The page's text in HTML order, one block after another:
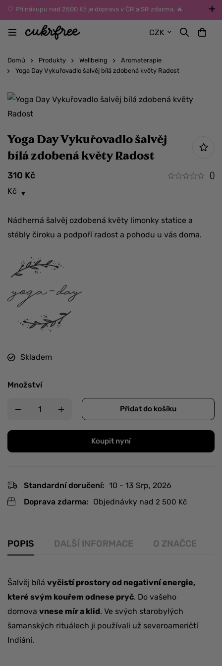
🤍 Při nákupu nad 2500 Kč je doprava v ČR a SR zdarma. 🔥
UPOZORNĚNÍ: Během léta vybírejte dopravu kurýrem nebo do Z-
BOXů umístěných uvnitř budov. Reklamace zboží způsobené
CZK
Domů Produkty Wellbeing
Aromaterapie
Yoga Day Vykuřovadlo šalvěj bílá zdobená květy Radost
Yoga Day Vykuřovadlo šalvěj
bílá zdobená květy Radost
310 Kč
()
Kč
Nádherná šalvěj ozdobená květy limonky statice a
stébly čiroku a podpoří radost a pohodu u vás doma.
Skladem
Množství
Přidat do košíku
Koupit nyní
Standardní doručení: 10 - 13 Srp, 2026
Doprava zdarma: Objednávky nad 2 500 Kč
POPIS DALŠÍ INFORMACE O ZNAČCE
Šalvěj bílá vyčistí prostory od negativní energie,
které svým kouřem odnese pryč. Do vašeho
domova vnese mír a klid. Ve svých starobylých
šamanských rituálech ji používali už severoameričtí
Indiáni.